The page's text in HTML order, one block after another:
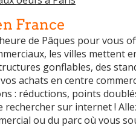
France
de Pâques pour vous
les villes mettent
gonflables, des
achats en centre
: réductions, points
rechercher sur internet !
ou du parc où vous